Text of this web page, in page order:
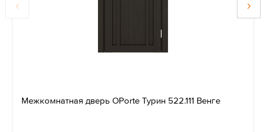
Межкомнатная дверь OPorte Турин 522.111 Венге